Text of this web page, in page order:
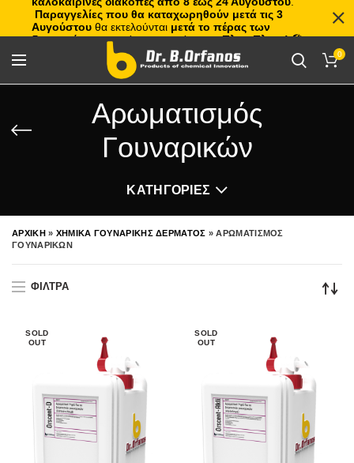
0
Αρωματισμός
Γουναρικών
ΚΑΤΗΓΟΡΙΕΣ
ΑΡΧΙΚΗ» ΧΗΜΙΚΑ ΓΟΥΝΑΡΙΚΗΣ ΔΕΡΜΑΤΟΣ »ΑΡΩΜΑΤΙΣΜΟΣ
ΓΟΥΝΑΡΙΚΩΝ
ΦΙΛΤΡΑ
SOLD
OUT
SOLD
OUT
Παραγγελίες που θα καταχωρηθούν μετά τις 3
Αυγούστου θα εκτελούνται μετά το πέρας των
διακοπών, με σειρά προτεραιότητας.Πλιτς Πλατς!🏖️🌊